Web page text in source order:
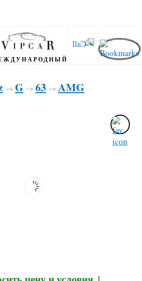
→ G → 63 → AMG